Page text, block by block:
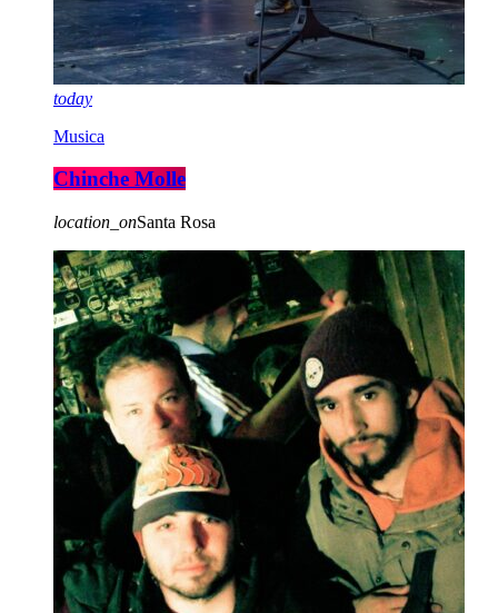
today
Musica
Chinche Molle
location_onSanta Rosa